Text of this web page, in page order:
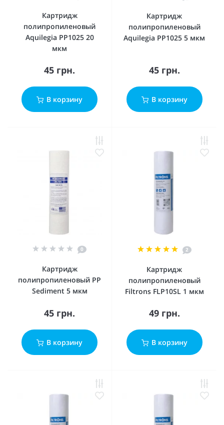
Картридж
полипропиленовый
Aquilegia PP1025 20
мкм
45 грн.
В корзину
Картридж
полипропиленовый
Aquilegia PP1025 5 мкм
45 грн.
В корзину
0
Картридж
полипропиленовый PP
Sediment 5 мкм
45 грн.
В корзину
2
Картридж
полипропиленовый
Filtrons FLP10SL 1 мкм
49 грн.
В корзину